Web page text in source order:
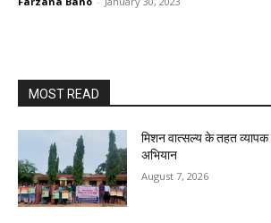
MOST READ
मिशन वात्सल्य के तहत
अभियान
August 7, 2026